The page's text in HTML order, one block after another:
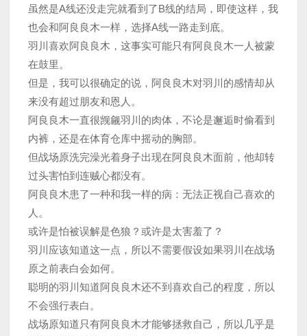
虽然是A线还没走完就看到了B线的结局，即使这样，我
也会和阿良良木一样，选择A线一路走到底。
羽川喜欢阿良良木，这事实可能只有阿良良木一人被蒙
在鼓里。
但是，我可以很确定的说，阿良良木对羽川的感情却从
来没有超过朋友和恩人。
阿良良木一直很觊觎羽川的肉体，不论是邂逅时偷看到
内裤，还是在体育仓库中摇动的胸部。
但战场原洗完澡光着身子出现在阿良良木面前，他却转
过头害怕到连贼心都没有。
阿良良木患了一种和我一样的病：无法正视自己喜欢的
人。
或许是怕被误解是色狼？或许是太害羞了？
羽川应该知道这一点，所以不需要假设如果羽川在战场
原之前表白会如何。
聪明的羽川知道阿良良木还不到喜欢自己的程度，所以
不会强行表白。
战场原知道只有阿良良木才能够拯救自己，所以几乎是